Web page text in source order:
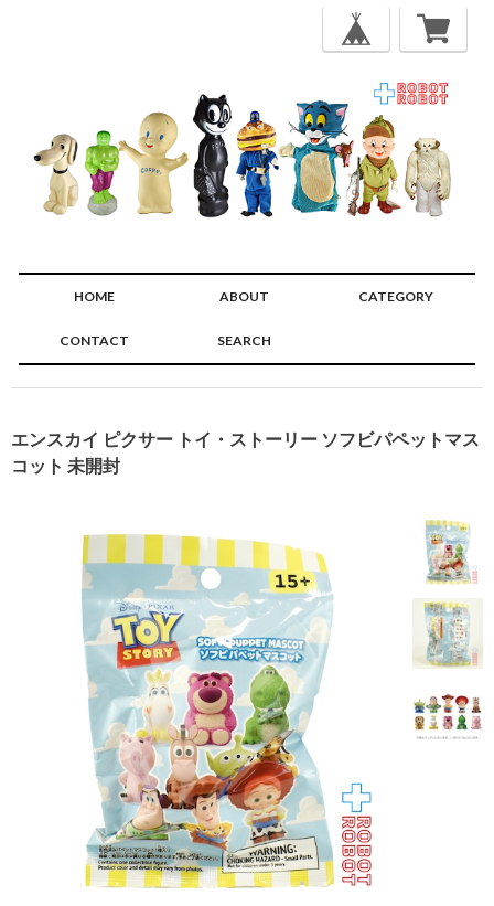
HOME ABOUT CATEGORY
CONTACT SEARCH
エンスカイ ピクサー トイ・ストーリー ソフビパペットマス
コット 未開封